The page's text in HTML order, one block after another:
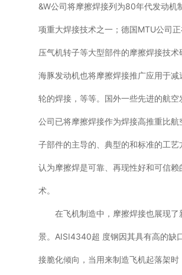
&W公司将摩擦焊接列为80年代发动机
项重大焊接技术之一；德国MTU公司
压气机转子等大型部件的摩擦焊接技术
海豚发动机也将摩擦焊接推广应用于减
轮的焊接，等等。国外一些先进的航空
公司已将摩擦焊接作为焊接高推重比航
子部件的主导的、典型的和标准的工艺
认为摩擦焊是可靠、再现性好和可信赖
术。
在飞机制造中，摩擦焊接也展现了
景。AISI4340超 度钢因其具有高的缺
接脆化倾向，当用来制造飞机起落架时